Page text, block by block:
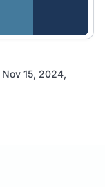
Nov 15, 2024,